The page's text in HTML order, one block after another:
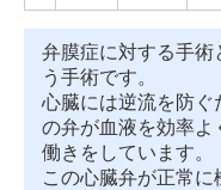
弁膜症に対する手術
う手術です。
心臓には逆流を防
の弁が血液を効率よ
働きをしています。
この心臓弁が正常